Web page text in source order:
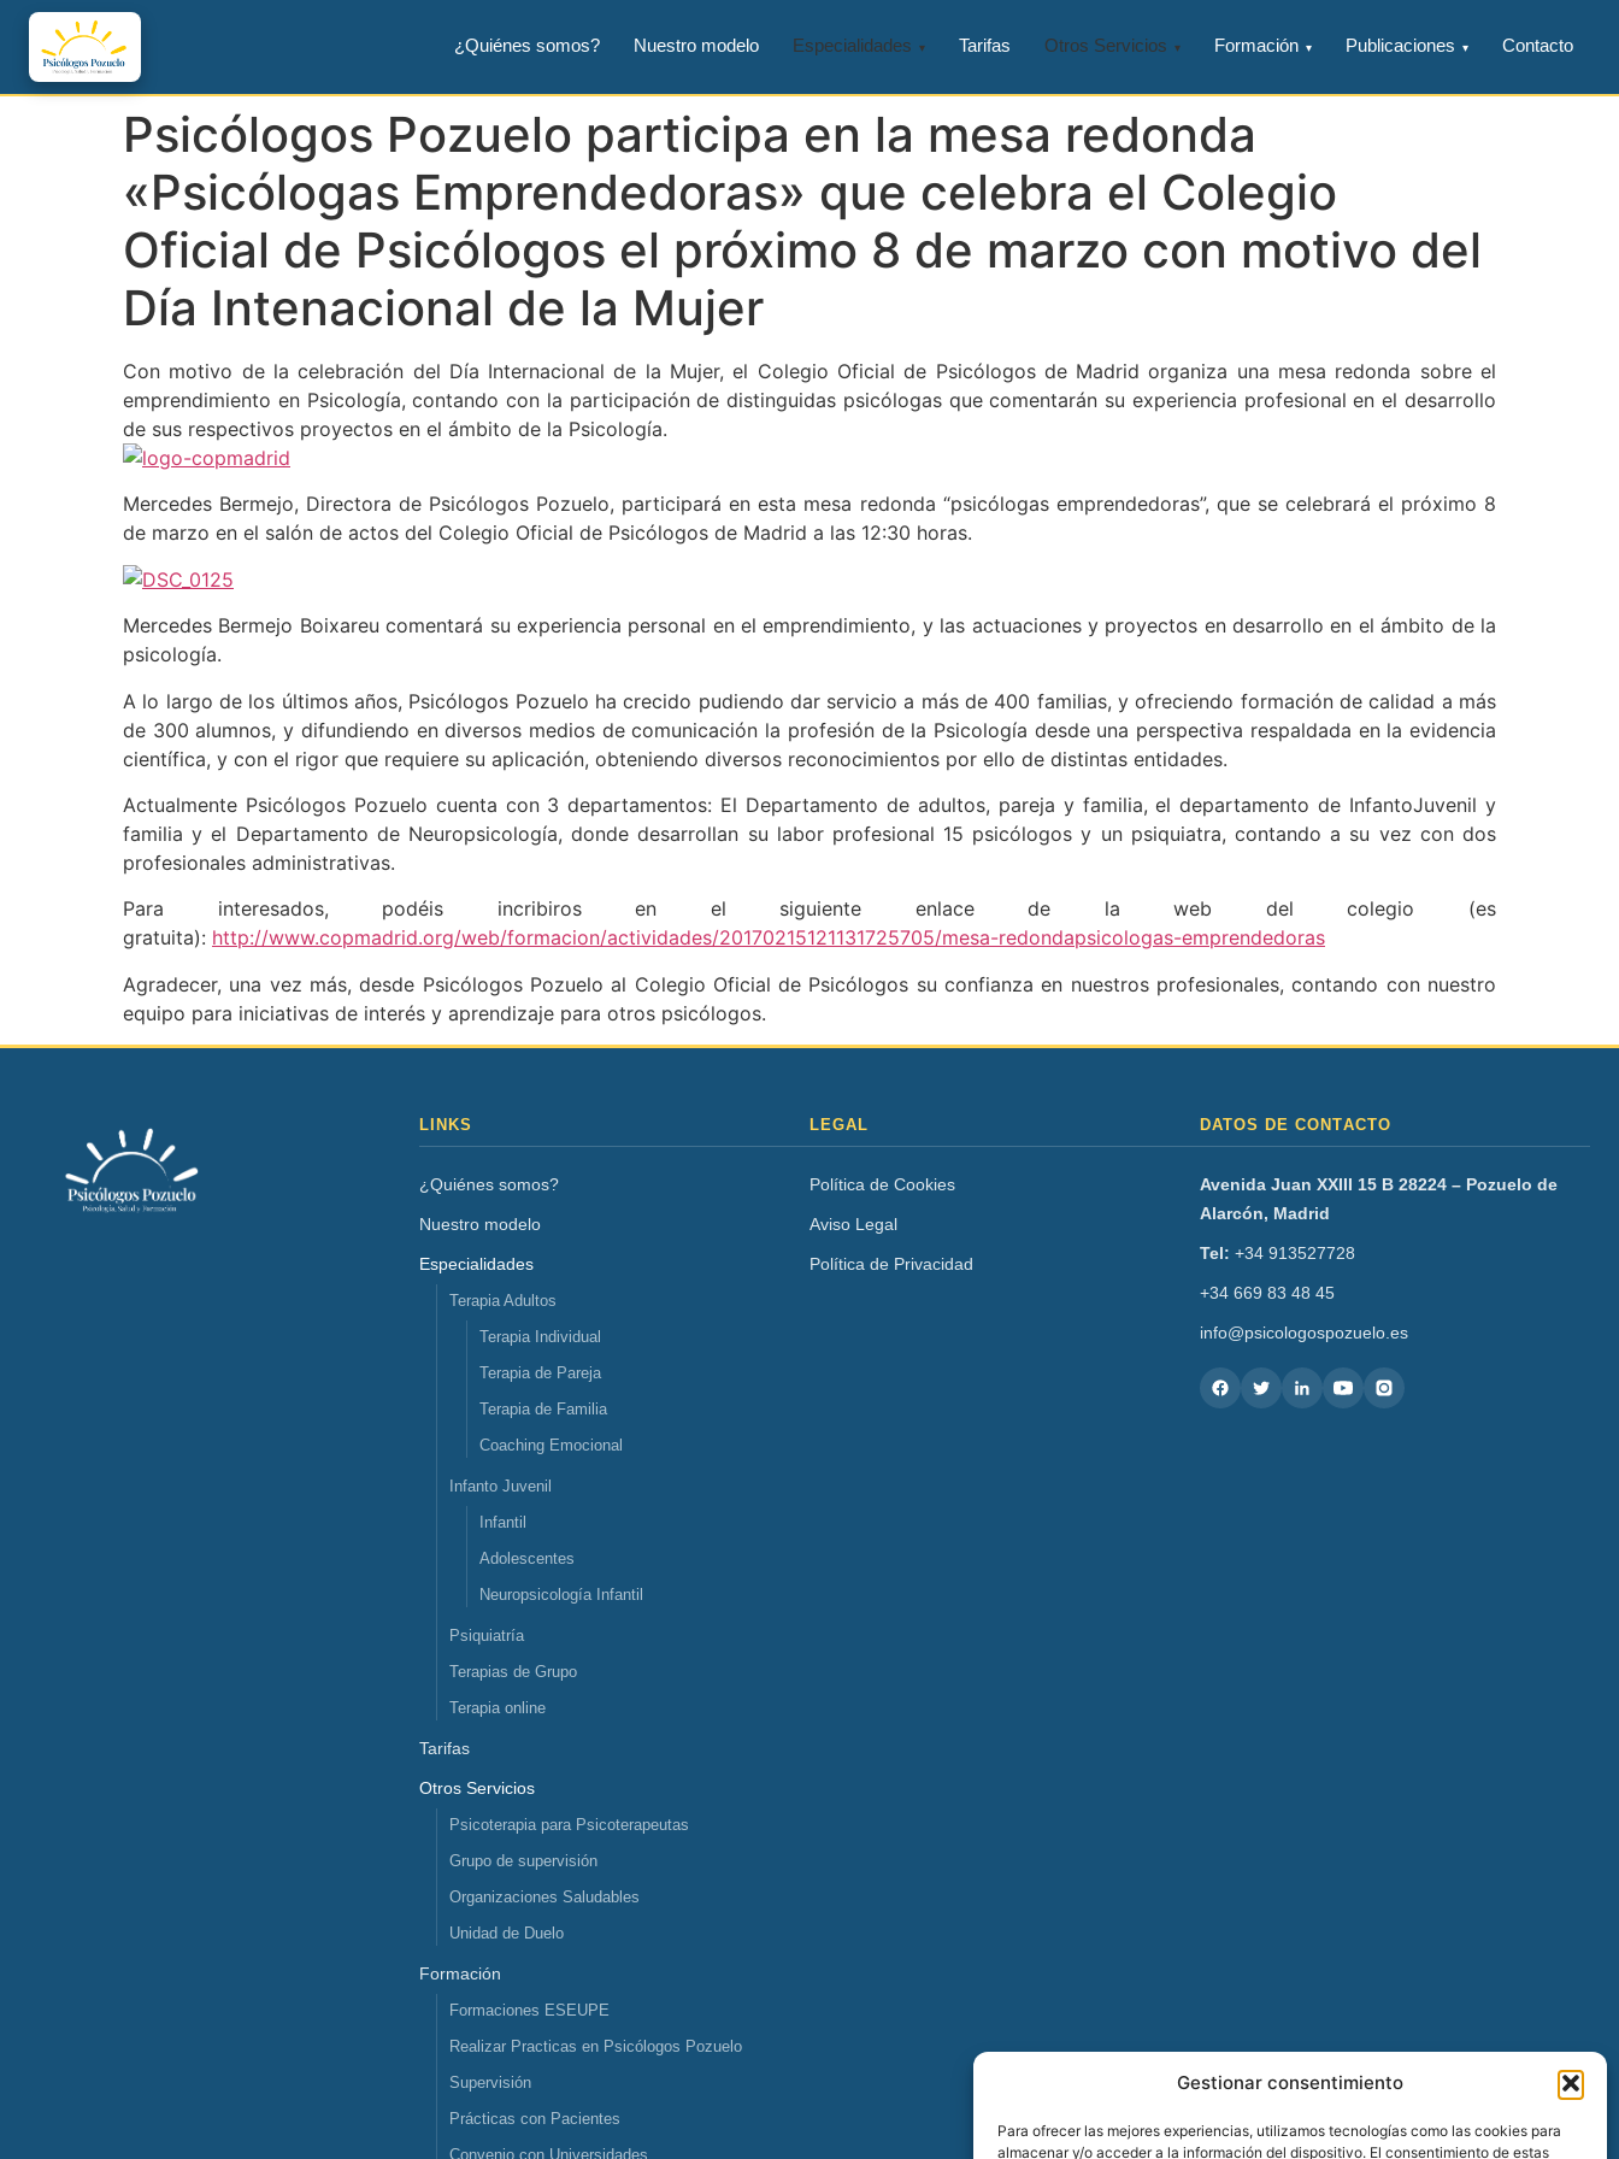
Gestionar consentimiento
Para ofrecer las mejores experiencias, utilizamos tecnologías como las cookies para
almacenar y/o acceder a la información del dispositivo. El consentimiento de estas
¿Quiénes somos? Nuestro modelo Especialidades Tarifas Otros Servicios Formación Publicaciones Contacto
Psicólogos Pozuelo participa en la mesa redonda
«Psicólogas Emprendedoras» que celebra el Colegio
Oficial de Psicólogos el próximo 8 de marzo con motivo del
Día Intenacional de la Mujer
Con motivo de la celebración del Día Internacional de la Mujer, el Colegio Oficial de Psicólogos de Madrid organiza una mesa redonda sobre el
emprendimiento en Psicología, contando con la participación de distinguidas psicólogas que comentarán su experiencia profesional en el desarrollo
de sus respectivos proyectos en el ámbito de la Psicología.
Mercedes Bermejo, Directora de Psicólogos Pozuelo, participará en esta mesa redonda “psicólogas emprendedoras”, que se celebrará el próximo 8
de marzo en el salón de actos del Colegio Oficial de Psicólogos de Madrid a las 12:30 horas.
Mercedes Bermejo Boixareu comentará su experiencia personal en el emprendimiento, y las actuaciones y proyectos en desarrollo en el ámbito de la
psicología.
A lo largo de los últimos años, Psicólogos Pozuelo ha crecido pudiendo dar servicio a más de 400 familias, y ofreciendo formación de calidad a más
de 300 alumnos, y difundiendo en diversos medios de comunicación la profesión de la Psicología desde una perspectiva respaldada en la evidencia
científica, y con el rigor que requiere su aplicación, obteniendo diversos reconocimientos por ello de distintas entidades.
Actualmente Psicólogos Pozuelo cuenta con 3 departamentos: El Departamento de adultos, pareja y familia, el departamento de InfantoJuvenil y
familia y el Departamento de Neuropsicología, donde desarrollan su labor profesional 15 psicólogos y un psiquiatra, contando a su vez con dos
profesionales administrativas.
Para interesados, podéis incribiros en el siguiente enlace de la web del colegio (es
gratuita): http://www.copmadrid.org/web/formacion/actividades/20170215121131725705/mesa-redondapsicologas-emprendedoras
Agradecer, una vez más, desde Psicólogos Pozuelo al Colegio Oficial de Psicólogos su confianza en nuestros profesionales, contando con nuestro
equipo para iniciativas de interés y aprendizaje para otros psicólogos.
LINKS
¿Quiénes somos?
Nuestro modelo
Especialidades
Terapia Adultos
Terapia Individual
Terapia de Pareja
Terapia de Familia
Coaching Emocional
Infanto Juvenil
Infantil
Adolescentes
Neuropsicología Infantil
Psiquiatría
Terapias de Grupo
Terapia online
Tarifas
Otros Servicios
Psicoterapia para Psicoterapeutas
Grupo de supervisión
Organizaciones Saludables
Unidad de Duelo
Formación
Formaciones ESEUPE
Realizar Practicas en Psicólogos Pozuelo
Supervisión
Prácticas con Pacientes
Convenio con Universidades
LEGAL
Política de Cookies
Aviso Legal
Política de Privacidad
DATOS DE CONTACTO
Avenida Juan XXIII 15 B 28224 – Pozuelo de
Alarcón, Madrid
Tel: +34 913527728
+34 669 83 48 45
info@psicologospozuelo.es